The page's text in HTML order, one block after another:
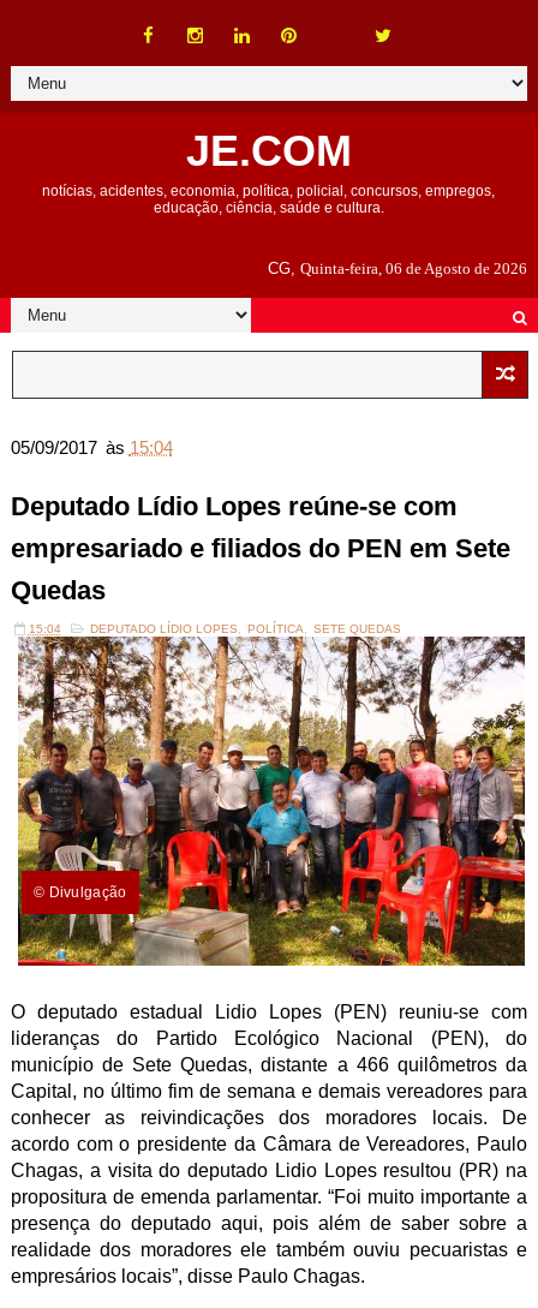
JE.COM
notícias, acidentes, economia, política, policial, concursos, empregos,
educação, ciência, saúde e cultura.
CG,Quinta-feira, 06 de Agosto de 2026
05/09/2017 às 15:04
Deputado Lídio Lopes reúne-se com
empresariado e filiados do PEN em Sete
Quedas
15:04 DEPUTADO LÍDIO LOPES POLÍTICA SETE QUEDAS
© Divulgação
O deputado estadual Lidio Lopes (PEN) reuniu-se com
lideranças do Partido Ecológico Nacional (PEN), do
município de Sete Quedas, distante a 466 quilômetros da
Capital, no último fim de semana e demais vereadores para
conhecer as reivindicações dos moradores locais. De
acordo com o presidente da Câmara de Vereadores, Paulo
Chagas, a visita do deputado Lidio Lopes resultou (PR) na
propositura de emenda parlamentar. “Foi muito importante a
presença do deputado aqui, pois além de saber sobre a
realidade dos moradores ele também ouviu pecuaristas e
empresários locais”, disse Paulo Chagas.